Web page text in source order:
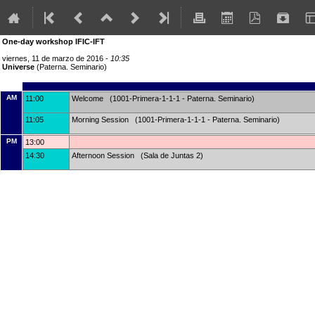
One-day workshop IFIC-IFT
viernes, 11 de marzo de 2016 - 10:35
Universe (Paterna. Seminario)
AM 11:00 Welcome (1001-Primera-1-1-1 - Paterna. Seminario)
11:05 Morning Session (1001-Primera-1-1-1 - Paterna. Seminario)
PM 13:00
14:30
Afternoon Session (Sala de Juntas 2)